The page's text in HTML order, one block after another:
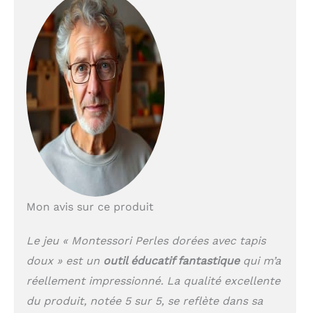
Mon avis sur ce produit
Le jeu « Montessori Perles dorées avec tapis
doux » est un outil éducatif fantastiquequi m’a
réellement impressionné. La qualité excellente
du produit, notée 5 sur 5, se reflète dans sa